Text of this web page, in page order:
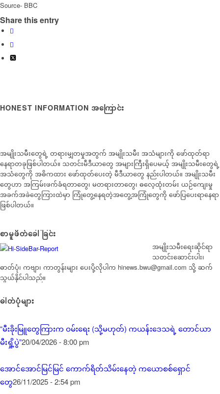
Source- BBC
Share this entry
HONEST INFORMATION အကြောင်း
အမျိုးသမီးတွေရဲ့ တရားမျှတမှုအတွက် အမျိုးသမီး အသံများကို ဖော်ထုတ်ရာ
နေရာတခုဖြစ်ပါတယ်။ သတင်းမီဒီယာတွေ အများကြီးရှိပေမယ့် အမျိုးသမီးတွေရဲ့
အသံတွေကို အဓိကထား ဖော်ထုတ်ပေးတဲ့ မီဒီယာတွေ နည်းပါတယ်။ အမျိုးသမီး
တွေဟာ အကြမ်းဖက်ခံရတာတွေ၊ မတရားတာတွေ၊ ဓလေ့ထုံးတမ်း ယဉ်ကျေးမှု
အခက်အခဲတွေကြားထဲမှာ ကြုံတွေ့နေရတဲ့အတွေ့အကြုံတွေကို ဖော်ပြပေးရာနေရာ
ဖြစ်ပါတယ်။
စာမူဖိတ်ခေါ်ခြင်း
အမျိုးသမီးရေးဆိုင်ရာ
သတင်းဆောင်းပါး၊
ဓာတ်ပုံ၊ ကဗျာ၊ ကာတွန်းများ ပေးပို့လိုပါက hinews.bwu@gmail.com သို့ ဆက်
သွယ်နိုင်ပါသည်။
ဓါတ်ပုံများ
“မီးခိုးမြူတွေကြားက ဝမ်းရေး (သို့မဟုတ်) ကယန်းဒေသရဲ့ တောင်ယာ
မီးရှို့ပွဲ”20/04/2026 - 8:00 pm
အောင်အောင်မြင်မြင် ကောက်ရိတ်သိမ်းနေတဲ့ ကယောစစ်ရှောင်
တွေ26/11/2025 - 2:54 pm